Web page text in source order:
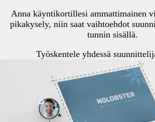
Anna käyntikortillesi ammattimainen
pikakysely, niin saat vaihtoehdot
tunnin sisällä.
Työskentele yhdessä